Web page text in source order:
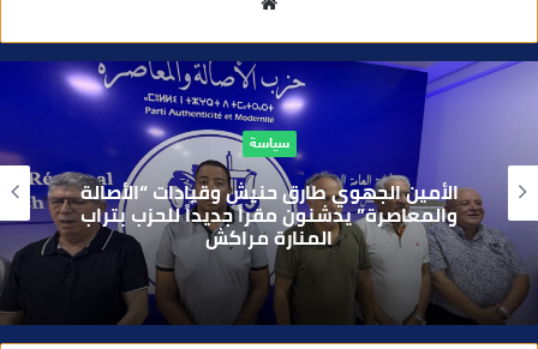
ق
ع
ا
ل
و
ي
ب
حوادث
بعد تداول فيديو يوثق العملية.. أمن مراكش
يطيح بقاصر مشتبه في تورطه في سرقة
مسلحة..